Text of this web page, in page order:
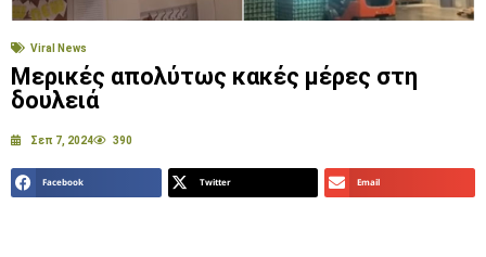
Viral News
Μερικές απολύτως κακές μέρες στη
δουλειά
Σεπ 7, 2024 390
Facebook Twitter Email